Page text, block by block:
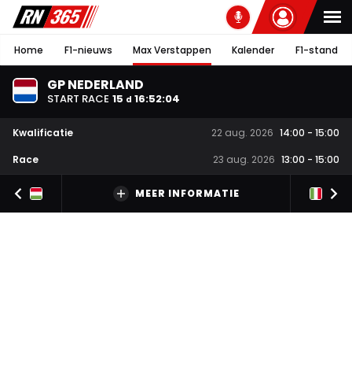
Home F1-nieuws Max Verstappen Kalender F1-stand
GP NEDERLAND
START RACE 15 d 16:52:04
Kwalificatie 22 aug. 2026 14:00 - 15:00
Race
23 aug. 2026 13:00 - 15:00
MEER INFORMATIE